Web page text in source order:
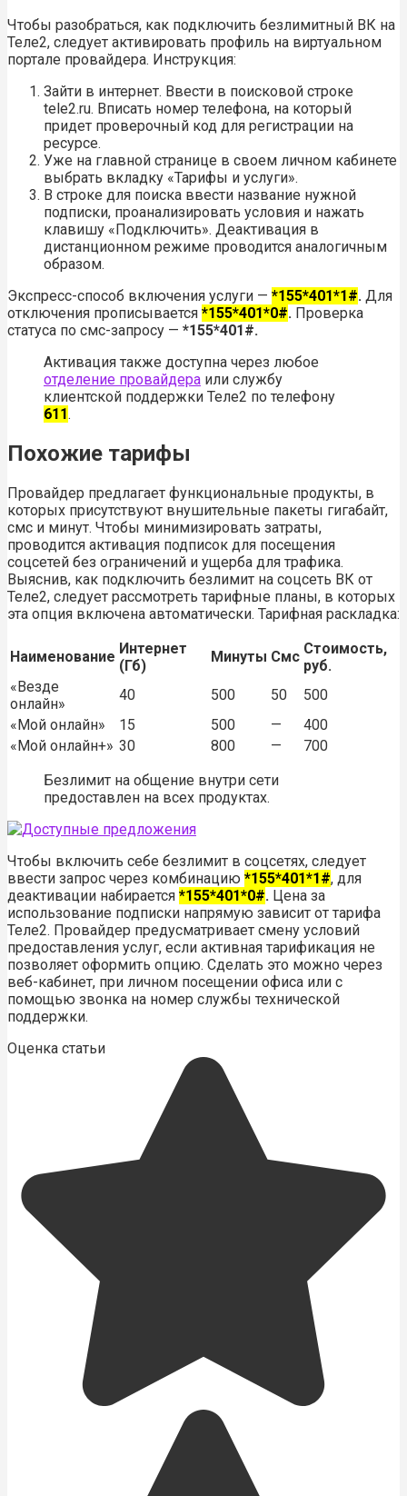
Чтобы разобраться, как подключить безлимитный ВК на
Теле2, следует активировать профиль на виртуальном
портале провайдера. Инструкция:
Зайти в интернет. Ввести в поисковой строке
tele2.ru. Вписать номер телефона, на который
придет проверочный код для регистрации на
ресурсе.
Уже на главной странице в своем личном кабинете
выбрать вкладку «Тарифы и услуги».
В строке для поиска ввести название нужной
подписки, проанализировать условия и нажать
клавишу «Подключить». Деактивация в
дистанционном режиме проводится аналогичным
образом.
Экспресс-способ включения услуги — *155*401*1#. Для
отключения прописывается *155*401*0#. Проверка
статуса по смс-запросу — *155*401#.
Активация также доступна через любое
отделение провайдера или службу
клиентской поддержки Теле2 по телефону
611.
Похожие тарифы
Провайдер предлагает функциональные продукты, в
которых присутствуют внушительные пакеты гигабайт,
смс и минут. Чтобы минимизировать затраты,
проводится активация подписок для посещения
соцсетей без ограничений и ущерба для трафика.
Выяснив, как подключить безлимит на соцсеть ВК от
Теле2, следует рассмотреть тарифные планы, в которых
эта опция включена автоматически. Тарифная раскладка:
Наименование Интернет
(Гб)
Минуты Смс Стоимость,
руб.
«Везде
онлайн»
40 500 50
500
«Мой онлайн»
15 500 —
400
«Мой онлайн+» 30 800 —
700
Безлимит на общение внутри сети
предоставлен на всех продуктах.
Чтобы включить себе безлимит в соцсетях, следует
ввести запрос через комбинацию *155*401*1#, для
деактивации набирается *155*401*0#. Цена за
использование подписки напрямую зависит от тарифа
Теле2. Провайдер предусматривает смену условий
предоставления услуг, если активная тарификация не
позволяет оформить опцию. Сделать это можно через
веб-кабинет, при личном посещении офиса или с
помощью звонка на номер службы технической
поддержки.
Оценка статьи